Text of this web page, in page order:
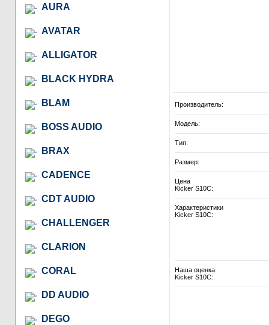
AURA
AVATAR
ALLIGATOR
BLACK HYDRA
BLAM
BOSS AUDIO
BRAX
CADENCE
CDT AUDIO
CHALLENGER
CLARION
CORAL
DD AUDIO
DEGO
Производитель:
Модель:
Тип:
Размер:
Цена
Kicker S10C:
Характеристики
Kicker S10C:
Наша оценка
Kicker S10C: